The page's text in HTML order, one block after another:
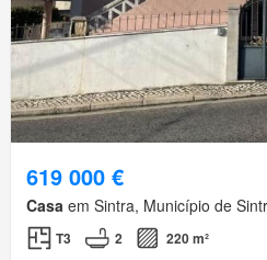
619 000 €
Casa em Sintra, Município de
T3 2 220 m²